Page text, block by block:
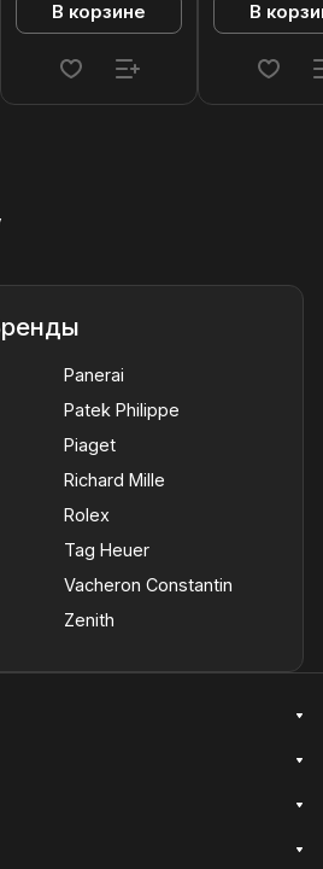
В корзине
В
Panerai
Patek Philippe
Piaget
Richard Mille
Rolex
Tag Heuer
Vacheron Constantin
Zenith